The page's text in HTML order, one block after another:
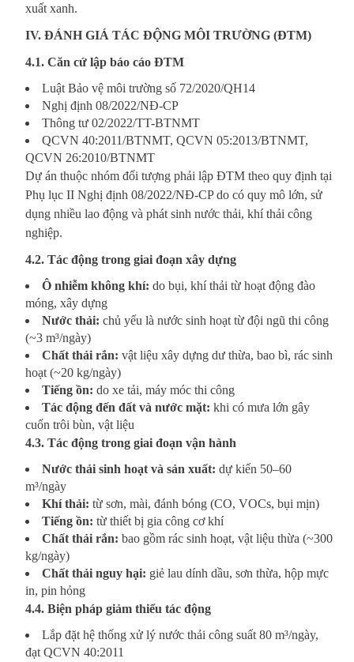
xuất xanh.
IV. ĐÁNH GIÁ TÁC ĐỘNG MÔI TRƯỜNG (ĐTM)
4.1. Căn cứ lập báo cáo ĐTM
Luật Bảo vệ môi trường số 72/2020/QH14
Nghị định 08/2022/NĐ-CP
Thông tư 02/2022/TT-BTNMT
QCVN 40:2011/BTNMT, QCVN 05:2013/BTNMT,
QCVN 26:2010/BTNMT
Dự án thuộc nhóm đối tượng phải lập ĐTM theo quy định tại
Phụ lục II Nghị định 08/2022/NĐ-CP do có quy mô lớn, sử
dụng nhiều lao động và phát sinh nước thải, khí thải công
nghiệp.
4.2. Tác động trong giai đoạn xây dựng
Ô nhiễm không khí: do bụi, khí thải từ hoạt động đào
móng, xây dựng
Nước thải: chủ yếu là nước sinh hoạt từ đội ngũ thi công
(~3 m³/ngày)
Chất thải rắn: vật liệu xây dựng dư thừa, bao bì, rác sinh
hoạt (~20 kg/ngày)
Tiếng ồn: do xe tải, máy móc thi công
Tác động đến đất và nước mặt: khi có mưa lớn gây
cuốn trôi bùn, vật liệu
4.3. Tác động trong giai đoạn vận hành
Nước thải sinh hoạt và sản xuất: dự kiến 50–60
m³/ngày
Khí thải: từ sơn, mài, đánh bóng (CO, VOCs, bụi mịn)
Tiếng ồn: từ thiết bị gia công cơ khí
Chất thải rắn: bao gồm rác sinh hoạt, vật liệu thừa (~300
kg/ngày)
Chất thải nguy hại: giẻ lau dính dầu, sơn thừa, hộp mực
in, pin hỏng
4.4. Biện pháp giảm thiểu tác động
Lắp đặt hệ thống xử lý nước thải công suất 80 m³/ngày,
đạt QCVN 40:2011